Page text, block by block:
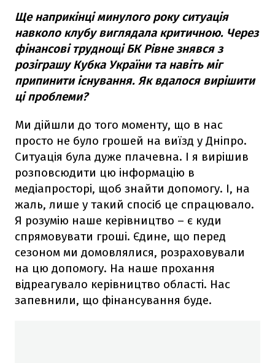
Ще наприкінці минулого року ситуація
навколо клубу виглядала критичною. Через
фінансові труднощі БК Рівне знявся з
розіграшу Кубка України та навіть міг
припинити існування. Як вдалося вирішити
ці проблеми?
Ми дійшли до того моменту, що в нас
просто не було грошей на виїзд у Дніпро.
Ситуація була дуже плачевна. І я вирішив
розповсюдити цю інформацію в
медіапросторі, щоб знайти допомогу. І, на
жаль, лише у такий спосіб це спрацювало.
Я розумію наше керівництво – є куди
спрямовувати гроші. Єдине, що перед
сезоном ми домовлялися, розраховували
на цю допомогу. На наше прохання
відреагувало керівництво області. Нас
запевнили, що фінансування буде.